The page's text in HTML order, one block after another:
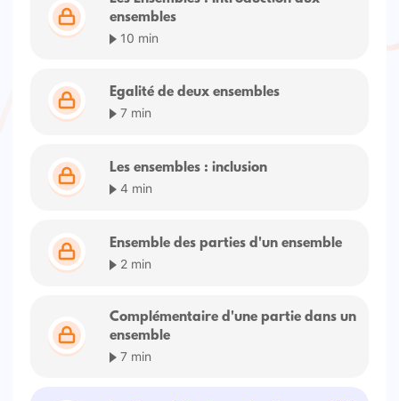
ensembles
10 min
Egalité de deux ensembles
7 min
Les ensembles : inclusion
4 min
Ensemble des parties d'un ensemble
2 min
Complémentaire d'une partie dans un
ensemble
7 min